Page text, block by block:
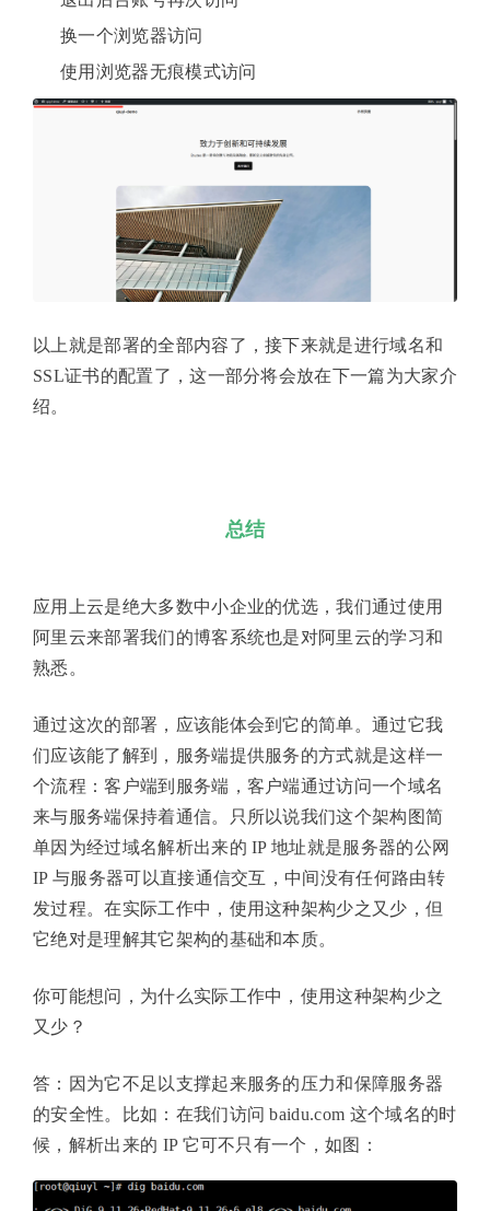
换一个浏览器访问
使用浏览器无痕模式访问
以上就是部署的全部内容了，接下来就是进行域名和
SSL证书的配置了，这一部分将会放在下一篇为大家介
绍。
总结
应用上云是绝大多数中小企业的优选，我们通过使用
阿里云来部署我们的博客系统也是对阿里云的学习和
熟悉。
通过这次的部署，应该能体会到它的简单。通过它我
们应该能了解到，服务端提供服务的方式就是这样一
个流程：客户端到服务端，客户端通过访问一个域名
来与服务端保持着通信。只所以说我们这个架构图简
单因为经过域名解析出来的 IP 地址就是服务器的公网
IP 与服务器可以直接通信交互，中间没有任何路由转
发过程。在实际工作中，使用这种架构少之又少，但
它绝对是理解其它架构的基础和本质。
你可能想问，为什么实际工作中，使用这种架构少之
又少？
答：因为它不足以支撑起来服务的压力和保障服务器
的安全性。比如：在我们访问 baidu.com 这个域名的时
候，解析出来的 IP 它可不只有一个，如图：